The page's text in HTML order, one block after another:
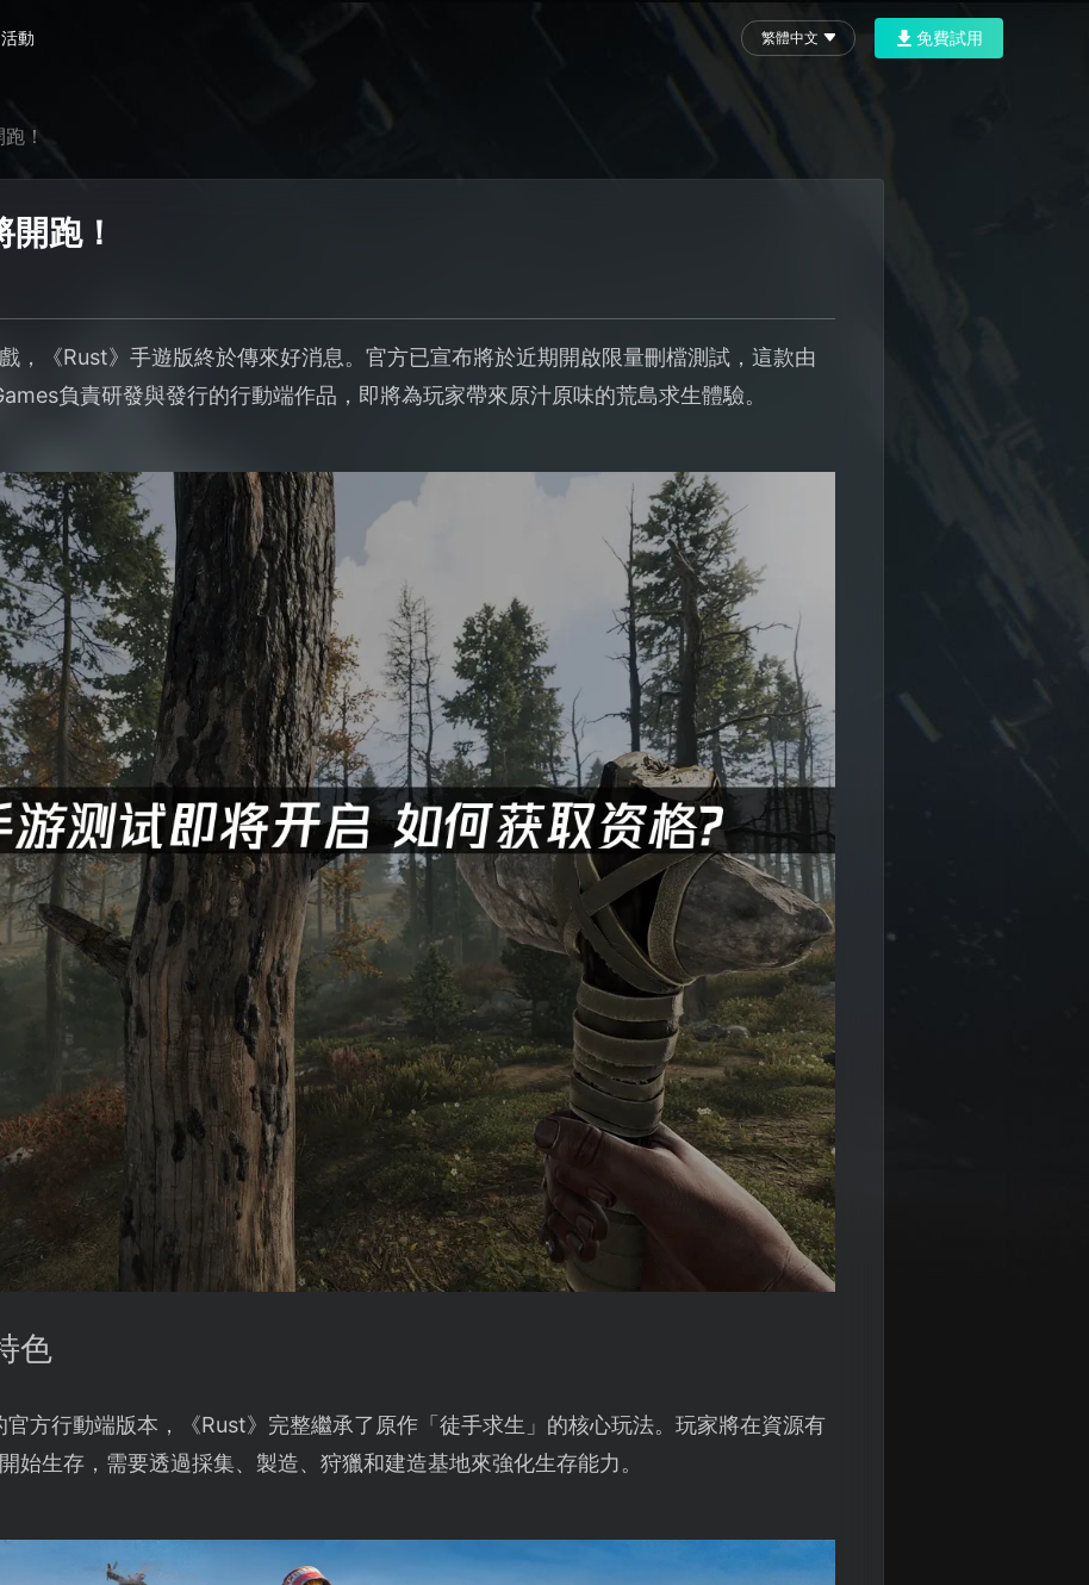
活動 繁體中文 免費試用
！
跑！
，《Rust》手遊版終於傳來好消息。官方已宣布將於近期開啟限量刪檔測試，這款由
負責研發與發行的行動端作品，即將為玩家帶來原汁原味的荒島求生體驗。
色
方行動端版本，《Rust》完整繼承了原作「徒手求生」的核心玩法。玩家將在資源有
始生存，需要透過採集、製造、狩獵和建造基地來強化生存能力。